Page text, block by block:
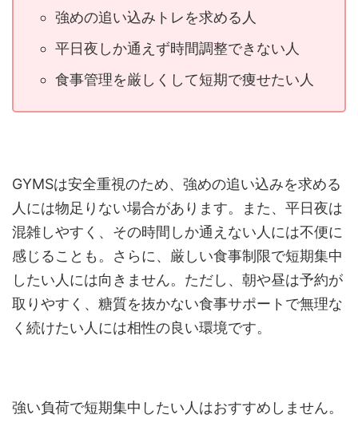
強めの追い込みトレを求める人
平日夜しか通えず時間調整できない人
食事管理を厳しくして短期で痩せたい人
GYMSは安全重視のため、強めの追い込みを求める
人には物足りない場合があります。また、平日夜は
混雑しやすく、その時間しか通えない人には不便に
感じることも。さらに、厳しい食事制限で短期集中
したい人には向きません。ただし、朝や昼は予約が
取りやすく、糖質を抜かない食事サポートで無理な
く続けたい人には相性の良い環境です。
強い負荷で短期集中したい人はおすすめしません。